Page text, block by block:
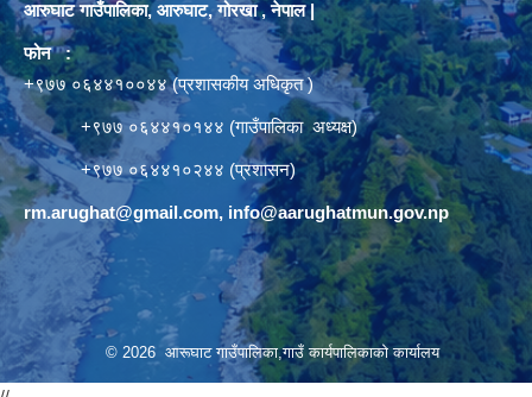
आरुघाट गाउँपालिका, आरुघाट, गोरखा , नेपाल |
फोन :
+९७७ ०६४४१००४४ (प्रशासकीय अधिकृत )
+९७७ ०६४४१०१४४ (गाउँपालिका अध्यक्ष)
+९७७ ०६४४१०२४४ (प्रशासन)
rm.arughat@gmail.com, info@aarughatmun.gov.np
© 2026 आरूघाट गाउँपालिका,गाउँ कार्यपालिकाको कार्यालय